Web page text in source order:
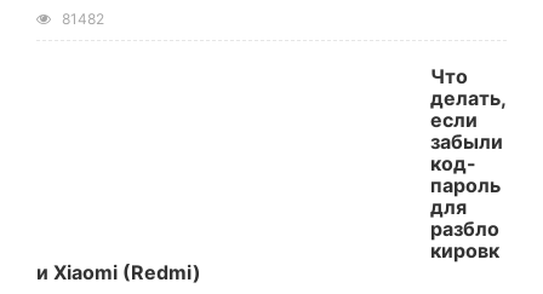
81482
Что
делать,
если
забыли
код-
пароль
для
разбло
кировк
и Xiaomi (Redmi)